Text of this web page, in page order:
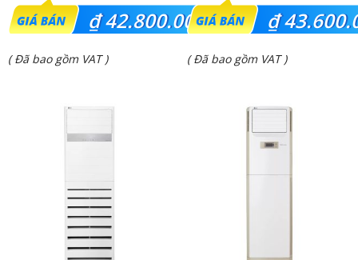
Giá
gốc
là:
₫42.800.000
Giá
( Đã bao gồm VAT )
Giá
gốc
là:
₫
Giá
( Đã bao gồm VAT )